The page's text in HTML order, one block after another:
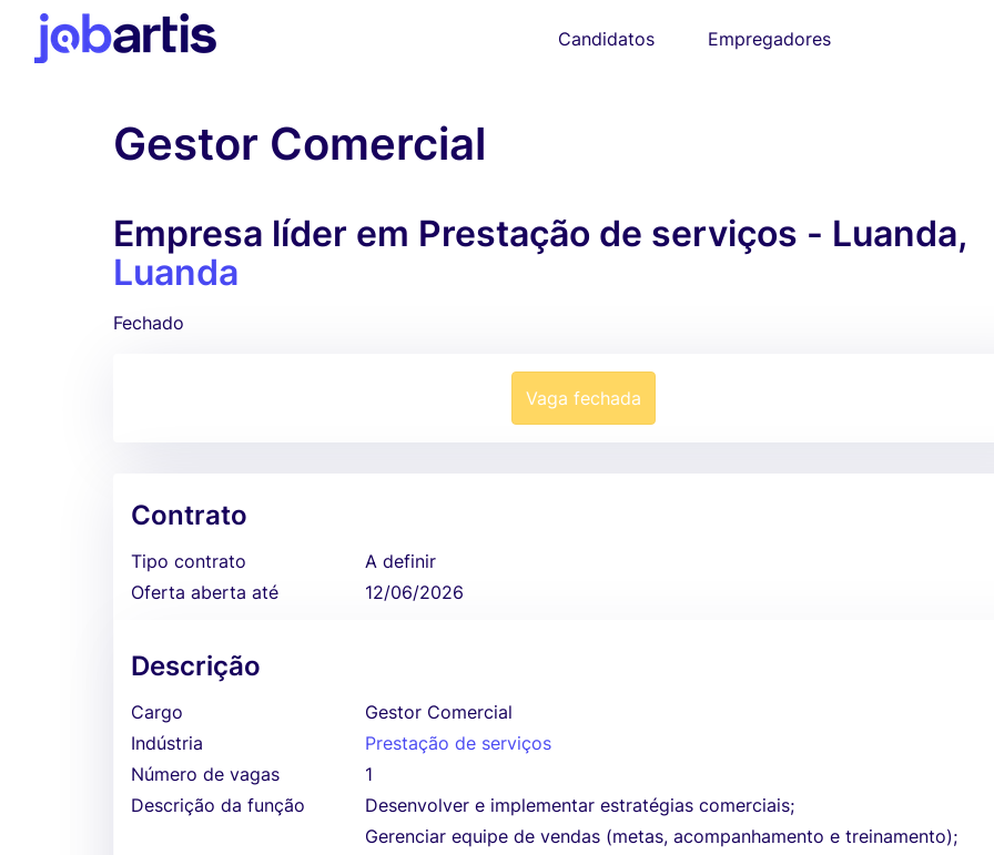
Candidatos Empregadores
Gestor Comercial
Empresa líder em Prestação de serviços - Luanda,
Luanda
Fechado
Vaga fechada
Contrato
Tipo contrato
A definir
Oferta aberta até
12/06/2026
Descrição
Cargo
Gestor Comercial
Indústria
Prestação de serviços
Número de vagas
1
Descrição da função
Desenvolver e implementar estratégias comerciais;
Gerenciar equipe de vendas (metas, acompanhamento e treinamento);